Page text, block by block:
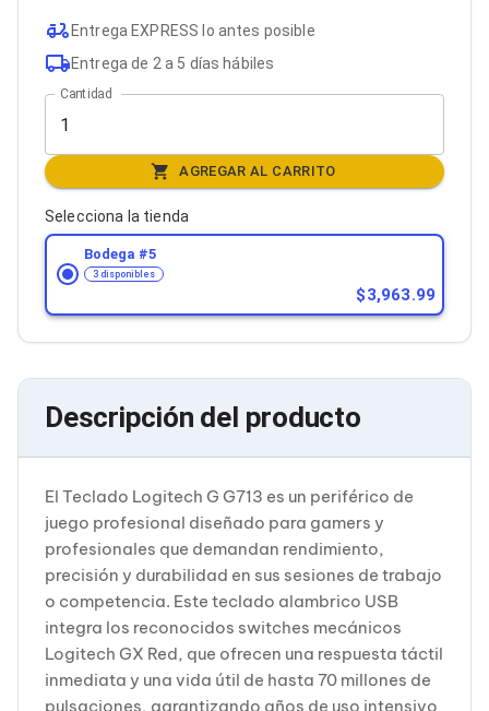
Mouse
Mousepads
Teclados
Teclados Numéricos
Controles de Juego para PC
Accesorios para Servidores
Racks y Gabinetes
Charolas para Racks y Gabinetes
Cableado Estructurado para Servidores
Cables KVM
Fuentes de Poder
Soportes y Paneles
Sistemas Operativos para Servidores
Soportes de Datos
Ultrium
Discos Duros / SSD / NAS
Discos Duros Externos
Discos Duros para NAS
Discos Duros para Videovigilancia
Discos Duros para Servidores
Accesorios para SSD
Gabinetes para SSD
Almacenamiento MSA
Discos Duros Internos para PC
Discos Duros Internos para Laptop
Monitores
Entrega EXPRESS lo antes posible
Entrega de 2 a 5 días hábiles
Cantidad
AGREGAR AL CARRITO
Selecciona la tienda
Bodega #5
3 disponibles
3,963.99
Descripción del producto
El Teclado Logitech G G713 es un periférico de
juego profesional diseñado para gamers y
profesionales que demandan rendimiento,
precisión y durabilidad en sus sesiones de trabajo
o competencia. Este teclado alambrico USB
integra los reconocidos switches mecánicos
Logitech GX Red, que ofrecen una respuesta táctil
inmediata y una vida útil de hasta 70 millones de
pulsaciones, garantizando años de uso intensivo